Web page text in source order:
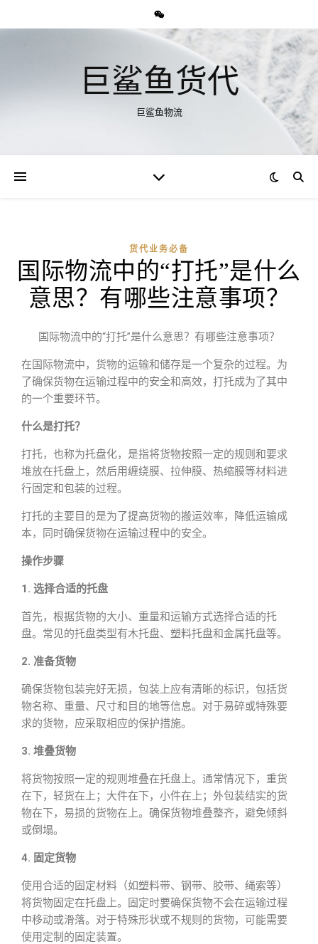
巨鲨鱼货代
巨鲨鱼物流
货代业务必备
国际物流中的“打托”是什么
意思？有哪些注意事项？
国际物流中的“打托”是什么意思？有哪些注意事项？
在国际物流中，货物的运输和储存是一个复杂的过程。为
了确保货物在运输过程中的安全和高效，打托成为了其中
的一个重要环节。
什么是打托？
打托，也称为托盘化，是指将货物按照一定的规则和要求
堆放在托盘上，然后用缠绕膜、拉伸膜、 热缩膜等材料进
行固定和包装的过程。
打托的主要目的是为了提高货物的搬运效率，降低运输成
本，同时确保货物在运输过程中的安全。
操作步骤
1. 选择合适的托盘
首先，根据货物的大小、重量和运输方式选择合适的托
盘。常见的托盘类型有木托盘、塑料托盘和金属托盘等。
2. 准备货物
确保货物包装完好无损，包装上应有清晰的标识，包括货
物名称、重量、尺寸和目的地等信息。对于易碎或特殊要
求的货物，应采取相应的保护措施。
3. 堆叠货物
将货物按照一定的规则堆叠在托盘上。通常情况下，重货
在下，轻货在上；大件在下，小件在上；外包装结实的货
物在下，易损的货物在上。确保货物堆叠整齐，避免倾斜
或倒塌。
4. 固定货物
使用合适的固定材料（如塑料带、钢带、胶带、绳索等）
将货物固定在托盘上。固定时要确保货物不会在运输过程
中移动或滑落。对于特殊形状或不规则的货物，可能需要
使用定制的固定装置。